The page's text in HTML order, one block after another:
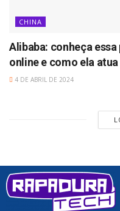
CHINA
Alibaba: conheça
online e como ela
4 DE ABRIL DE 2024